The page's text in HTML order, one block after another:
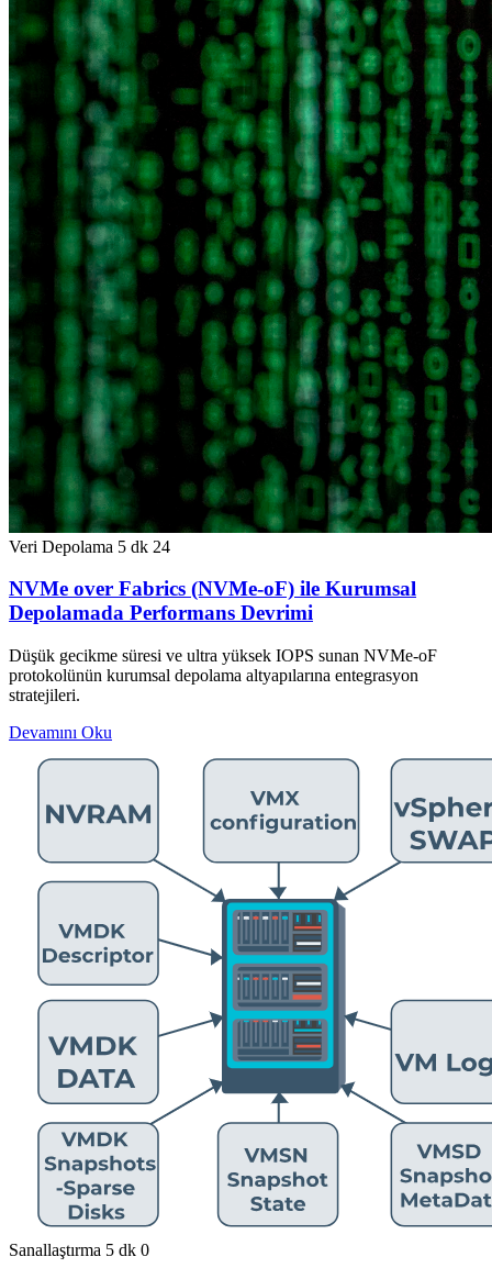
Veri Depolama 5 dk 24
NVMe over Fabrics (NVMe-oF) ile Kurumsal
Depolamada Performans Devrimi
Düşük gecikme süresi ve ultra yüksek IOPS sunan NVMe-oF
protokolünün kurumsal depolama altyapılarına entegrasyon
stratejileri.
Devamını Oku
Sanallaştırma 5 dk 0